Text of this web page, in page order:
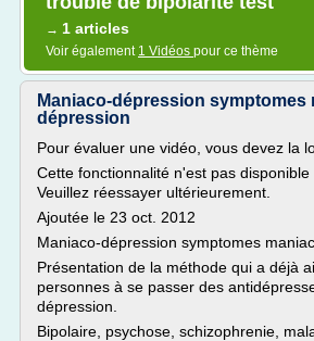
→ 1 articles
Voir également 1 Vidéos pour ce thème
Maniaco-dépression symptomes
dépression
Pour évaluer une vidéo, vous devez la
Cette fonctionnalité n'est pas disponible
Veuillez réessayer ultérieurement.
Ajoutée le 23 oct. 2012
Maniaco-dépression symptomes
Présentation de la méthode qui a déjà
personnes à se passer des
dépression.
Bipolaire, psychose, schizophrenie,